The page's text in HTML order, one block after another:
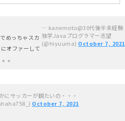
めっちゃスカ
オファーして
。
— kanemoto@30代後半未経験
独学Javaプログラマー志望
(@hiyuuma) October 7, 2021
にサッカーが観たいの・・・
October 7, 2021